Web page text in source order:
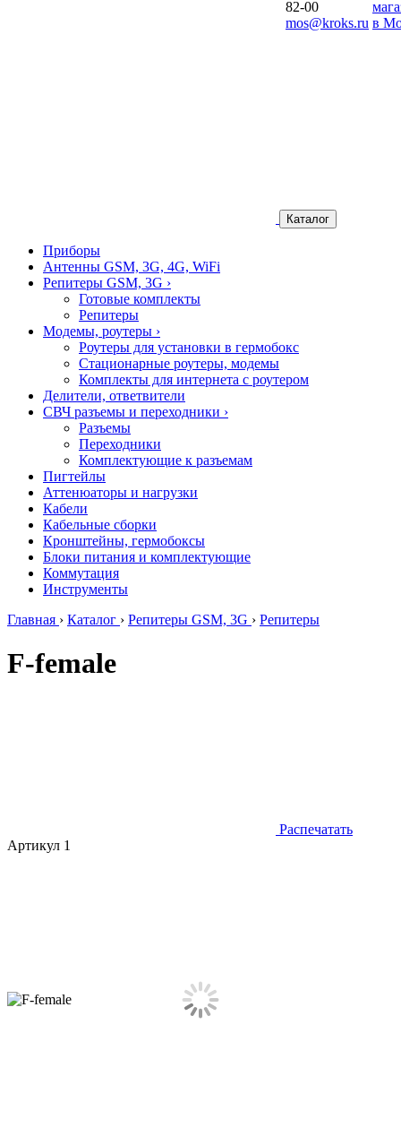
82-00
mos@kroks.ru в
Каталог
Приборы
Антенны GSM, 3G, 4G, WiFi
Репитеры GSM, 3G ›
Готовые комплекты
Репитеры
Модемы, роутеры ›
Роутеры для установки в гермобокс
Стационарные роутеры, модемы
Комплекты для интернета с роутером
Делители, ответвители
СВЧ разъемы и переходники ›
Разъемы
Переходники
Комплектующие к разъемам
Пигтейлы
Аттенюаторы и нагрузки
Кабели
Кабельные сборки
Кронштейны, гермобоксы
Блоки питания и комплектующие
Коммутация
Инструменты
Главная › Каталог › Репитеры GSM, 3G › Репитеры
F-female
Распечатать
Артикул 1